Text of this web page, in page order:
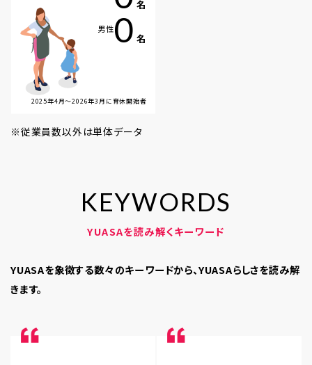
名
男性0 名
2025年4月～2026年3月に育休開始者
※従業員数以外は単体データ
KEYWORDS
YUASAを読み解くキーワード
YUASAを象徴する数々のキーワードから、YUASAらしさを読み解
きます。